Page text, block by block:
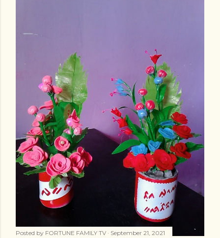
Posted by FORTUNE FAMILY TV September 21, 2021